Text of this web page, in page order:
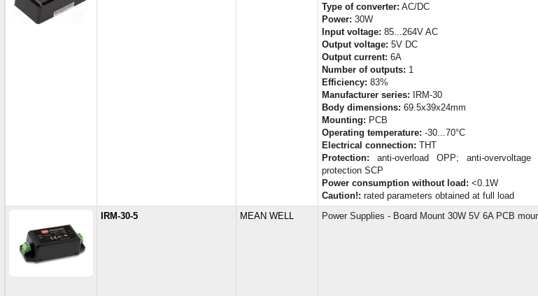
Type of converter: AC/DC
Power: 30W
Input voltage: 85...264V AC
Output voltage: 5V DC
Output current: 6A
Number of outputs: 1
Efficiency: 83%
Manufacturer series: IRM-30
Body dimensions: 69.5x39x24mm
Mounting: PCB
Operating temperature: -30...70°C
Electrical connection: THT
Protection: anti-overload OPP; anti-
protection SCP
Power consumption without load: <0.1W
Caution!: rated parameters obtained at full load
IRM-30-5 MEAN WELL Power Supplies - Board Mount 30W 5V 6A PCB